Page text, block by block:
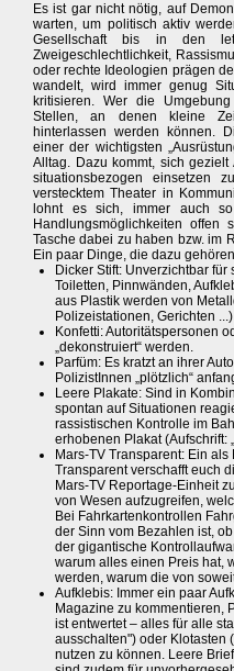
Es ist gar nicht nötig, auf
warten, um politisch aktiv
Gesellschaft bis in den
Zweigeschlechtlichkeit,
oder rechte Ideologien prägen
wandelt, wird immer genug
kritisieren. Wer die
Stellen, an denen kleine
hinterlassen werden können.
einer der wichtigsten
Alltag. Dazu kommt, sich
situationsbezogen einsetzen
verstecktem Theater in
lohnt es sich, immer auch
Handlungsmöglichkeiten
Tasche dabei zu haben bzw. im
Ein paar Dinge, die dazu
Dicker Stift: Unverzichtbar
Toiletten, Pinnwänden,
aus Plastik werden von
Polizeistationen, Gerichten
Konfetti: Autoritätspersonen
„dekonstruiert“ werden.
Parfüm: Es kratzt an ihrer
PolizistInnen „plötzlich“
Leere Plakate: Sind in
spontan auf Situationen
rassistischen Kontrolle im
erhobenen Plakat (Aufschrift:
Mars-TV Transparent: Ein
Transparent verschafft euch
Mars-TV Reportage-Einheit
von Wesen aufzugreifen,
Bei Fahrkartenkontrollen
der Sinn vom Bezahlen ist,
der gigantische
warum alles einen Preis hat,
werden, warum die von
Aufklebis: Immer ein paar
Magazine zu kommentieren,
ist entwertet – alles für alle
ausschalten") oder Klotasten
nutzen zu können. Leere